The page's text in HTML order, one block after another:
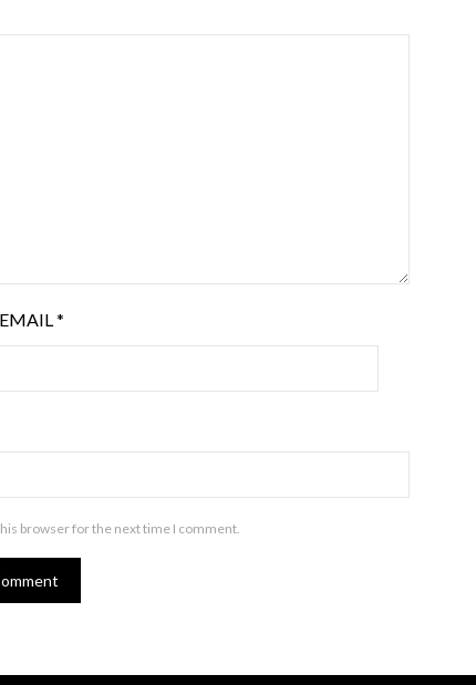
EMAIL*
browser for the next time I comment.